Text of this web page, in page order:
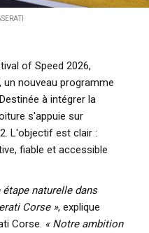
of Speed 2026,
un nouveau programme
Destinée à intégrer la
s'appuie sur
L'objectif est clair :
fiable et accessible
naturelle dans
Corse », explique
Corse. « Notre ambition